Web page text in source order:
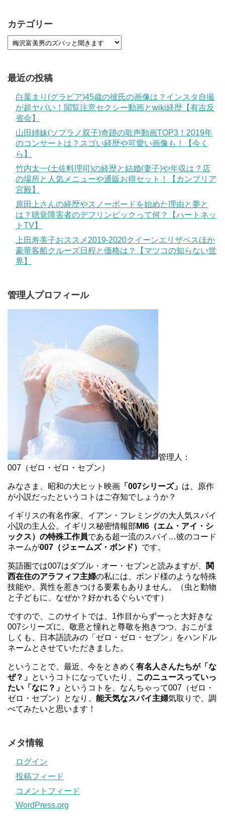
カテゴリー
最近の投稿
白葉まり(グラビア)45歳の彼氏の画像は？インスタ自撮
が超ヤバい！閲覧注意セクシー動画とwiki経歴【有吉反
省会】
山田姉妹(ソプラノ双子)奇跡の歌声動画TOP3！2019年
のコンサートは？スゴい経歴や可愛い画像も！【今く
ら】
竹内太一(土佐料理司)の経歴と結婚(妻子)や年収は？店
の場所と人気メニューや通販お得セット！【カンブリア
宮殿】
原田上さんの経歴やスノーボードを始めた理由と夢と
は？聴覚障害者のデフリンピックって何？【ハートネッ
トTV】
上田寿美子おススメ2019-2020クイーンエリザベスほか
豪華客船クルーズ日程と価格は？【マツコの知らない世
界】
管理人プロフィール
管理人：
007（ゼロ・ゼロ・セブン）
みなさま、昭和の大ヒット映画 「007シリーズ」 は、原作
が小説だったというコトはご存知でしょうか？
イギリスの有名作家、イアン・フレミングの大人気スパイ
小説の主人公。イギリス秘密情報部 MI6（エム・アイ・シ
ックス）の特殊工作員である超一流のスパイ…彼のコード
ネームが007（ジェームズ・ボンド） です。
英語圏では007はダブル・オー・セブンと読みますが、
関
西在住のアラフィフ主婦の私には、ボンド様のような特殊
技能や、異性を惹きつける要素もありません。（虫と動物
と子どもに、なぜか？好かれるぐらいです）
ですので、このサイトでは、1作目からずーっと大好きな
007シリーズに、敬意と憧れと尊敬を抱きつつ、おこがま
しくも、日本語読みの「ゼロ・ゼロ・セブン」をハンドル
ネームとさせていただきました。
ということで、最近、今をときめく 有名人さんたちが「な
ぜ？」 というコトになっていたり、 このニュースっていっ
たい「なに？」 というコトを、なんちゃって007（ゼロ・
ゼロ・セブン）となり、 能天気なスパイ主婦気取りで、調
べてみたいと思います！
メタ情報
ログイン
投稿フィード
コメントフィード
WordPress.org